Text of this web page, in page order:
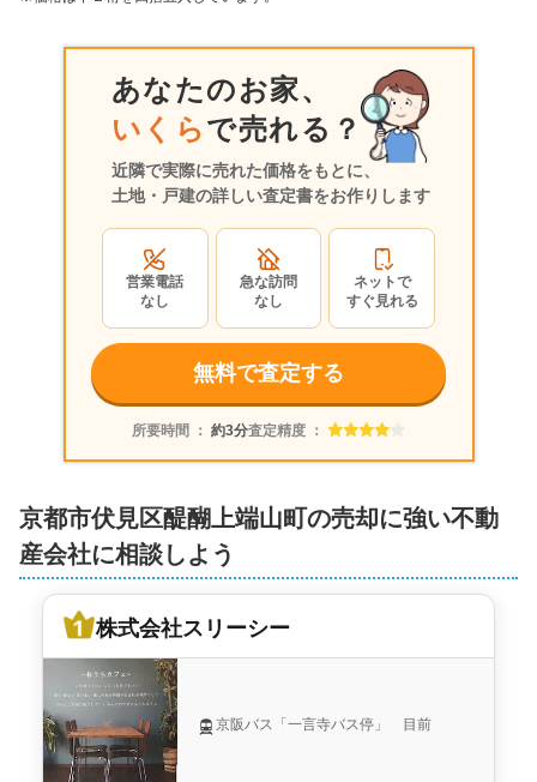
あなたのお家、
いくらで売れる？
近隣で実際に売れた価格をもとに、
土地・戸建の詳しい査定書をお作りします
営業電話
なし
急な訪問
なし
ネットで
すぐ見れる
無料で査定する
所要時間 ： 約3分査定精度 ：
京都市伏見区醍醐上端山町の売却に強い不動
産会社に相談しよう
株式会社スリーシー
京阪バス「一言寺バス停」 目前